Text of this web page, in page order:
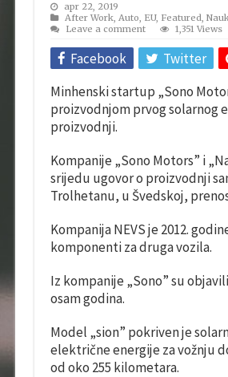
apr 22, 2019
After Work, Auto, EU, Featured,
Leave a comment
1,351 Views
Facebook Twitter
Minhenski startup „Sono
proizvodnjom prvog solarnog
proizvodnji.
Kompanije „Sono Motors” i
srijedu ugovor o proizvodnji
Trolhetanu, u Švedskoj,
Kompanija NEVS je 2012.
komponenti za druga vozila.
Iz kompanije „Sono” su
osam godina.
Model „sion” pokriven je
električne energije za vožnju
od oko 255 kilometara.